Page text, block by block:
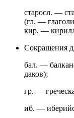
старосл. —
(гл. —
кир. —
Сокращения
бал. —
даков);
гр. —
иб. —